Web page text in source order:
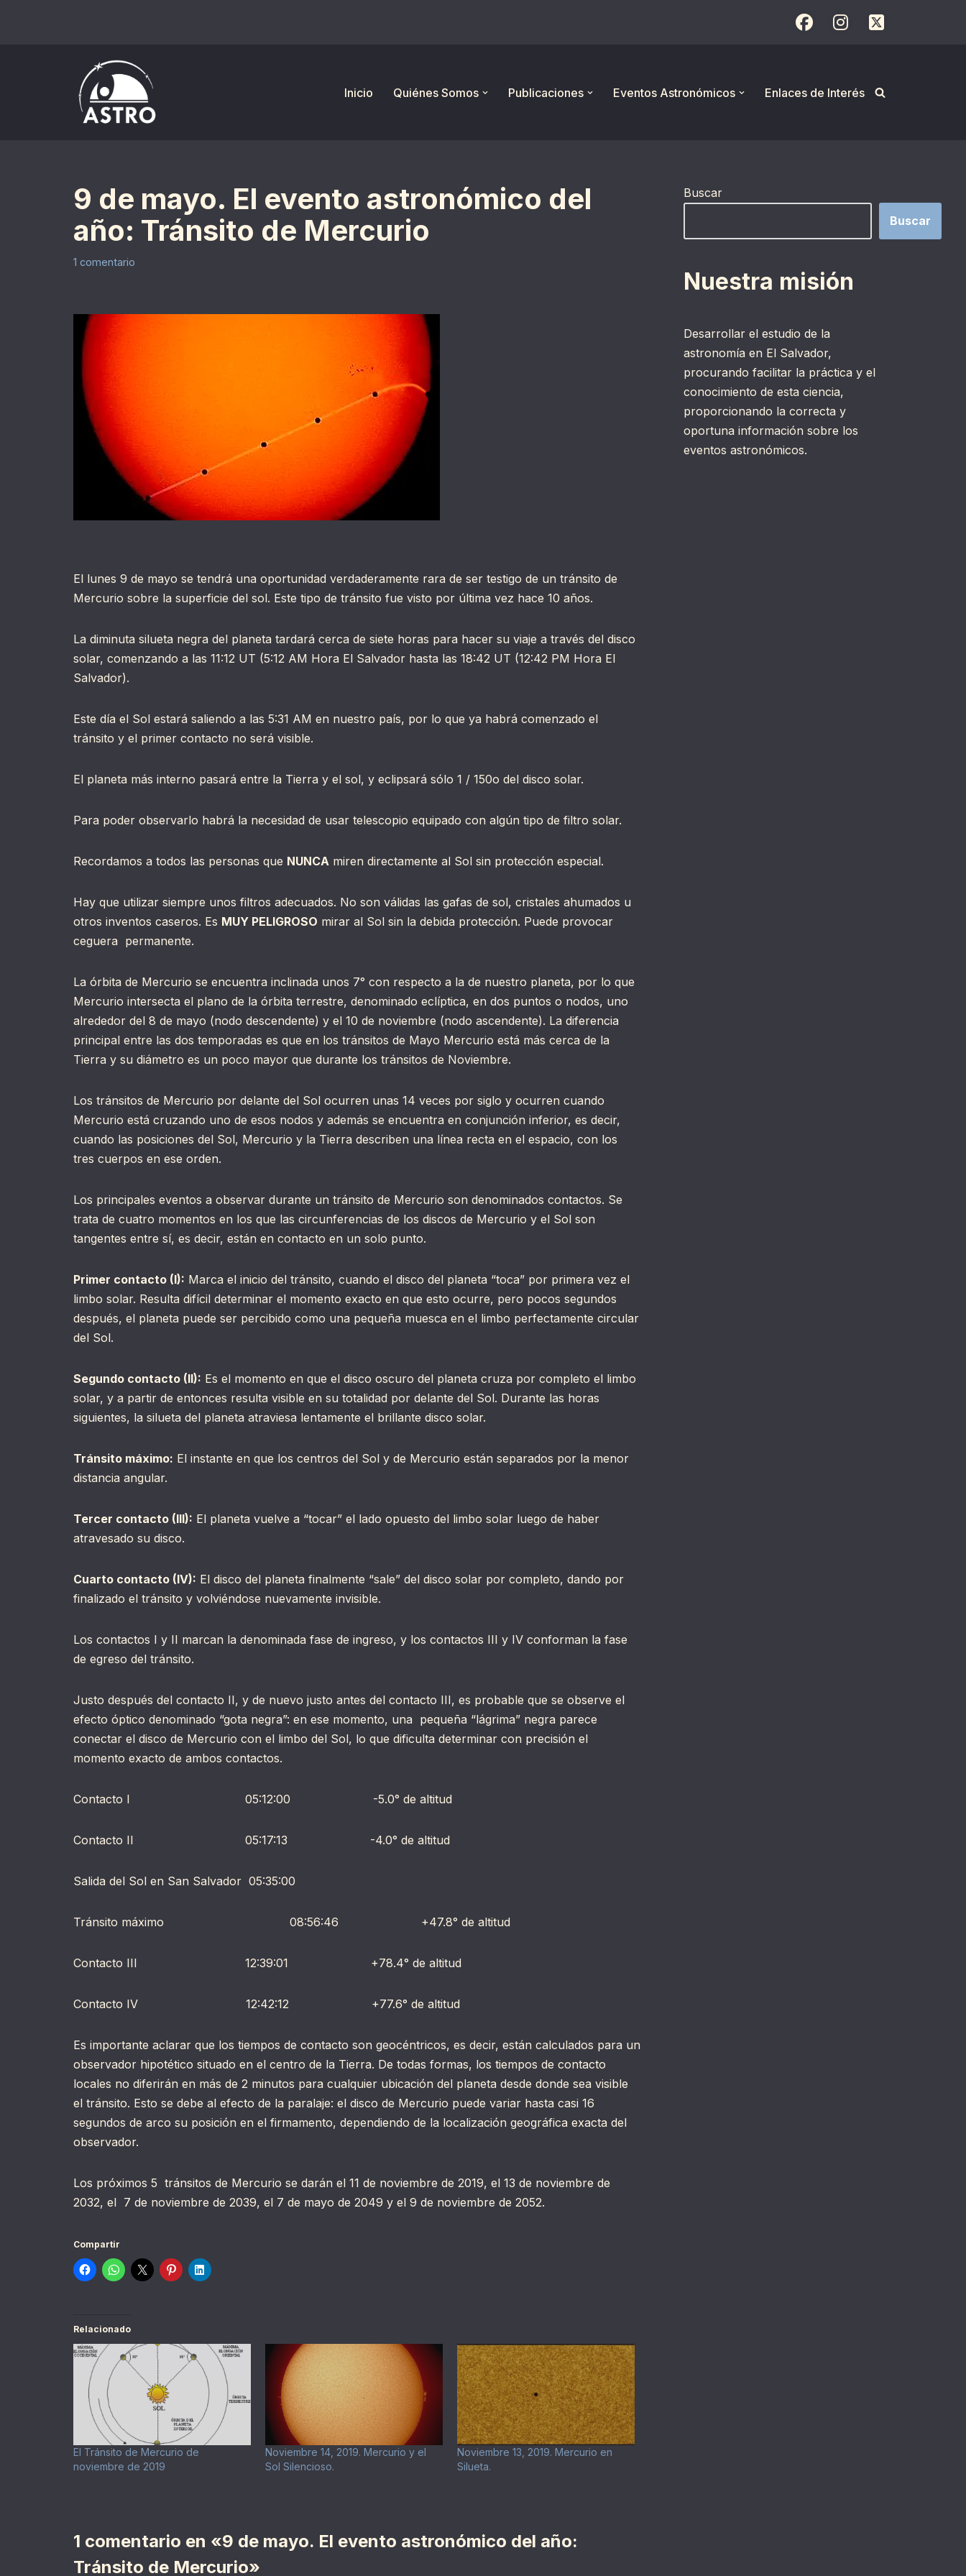
Inicio
Quiénes Somos Publicaciones Eventos Astronómicos Enlaces de Interés
9 de mayo. El evento astronómico del
año: Tránsito de Mercurio
1 comentario
El lunes 9 de mayo se tendrá una oportunidad verdaderamente rara de ser testigo de un tránsito de
Mercurio sobre la superficie del sol. Este tipo de tránsito fue visto por última vez hace 10 años.
La diminuta silueta negra del planeta tardará cerca de siete horas para hacer su viaje a través del disco
solar, comenzando a las 11:12 UT (5:12 AM Hora El Salvador hasta las 18:42 UT (12:42 PM Hora El
Salvador).
Este día el Sol estará saliendo a las 5:31 AM en nuestro país, por lo que ya habrá comenzado el
tránsito y el primer contacto no será visible.
El planeta más interno pasará entre la Tierra y el sol, y eclipsará sólo 1 / 150o del disco solar.
Para poder observarlo habrá la necesidad de usar telescopio equipado con algún tipo de filtro solar.
Recordamos a todos las personas que NUNCA miren directamente al Sol sin protección especial.
Hay que utilizar siempre unos filtros adecuados. No son válidas las gafas de sol, cristales ahumados u
otros inventos caseros. Es MUY PELIGROSO mirar al Sol sin la debida protección. Puede provocar
ceguera permanente.
La órbita de Mercurio se encuentra inclinada unos 7° con respecto a la de nuestro planeta, por lo que
Mercurio intersecta el plano de la órbita terrestre, denominado eclíptica, en dos puntos o nodos, uno
alrededor del 8 de mayo (nodo descendente) y el 10 de noviembre (nodo ascendente). La diferencia
principal entre las dos temporadas es que en los tránsitos de Mayo Mercurio está más cerca de la
Tierra y su diámetro es un poco mayor que durante los tránsitos de Noviembre.
Los tránsitos de Mercurio por delante del Sol ocurren unas 14 veces por siglo y ocurren cuando
Mercurio está cruzando uno de esos nodos y además se encuentra en conjunción inferior, es decir,
cuando las posiciones del Sol, Mercurio y la Tierra describen una línea recta en el espacio, con los
tres cuerpos en ese orden.
Los principales eventos a observar durante un tránsito de Mercurio son denominados contactos. Se
trata de cuatro momentos en los que las circunferencias de los discos de Mercurio y el Sol son
tangentes entre sí, es decir, están en contacto en un solo punto.
Primer contacto (I): Marca el inicio del tránsito, cuando el disco del planeta “toca” por primera vez el
limbo solar. Resulta difícil determinar el momento exacto en que esto ocurre, pero pocos segundos
después, el planeta puede ser percibido como una pequeña muesca en el limbo perfectamente circular
del Sol.
Segundo contacto (II): Es el momento en que el disco oscuro del planeta cruza por completo el limbo
solar, y a partir de entonces resulta visible en su totalidad por delante del Sol. Durante las horas
siguientes, la silueta del planeta atraviesa lentamente el brillante disco solar.
Tránsito máximo: El instante en que los centros del Sol y de Mercurio están separados por la menor
distancia angular.
Tercer contacto (III): El planeta vuelve a “tocar” el lado opuesto del limbo solar luego de haber
atravesado su disco.
Cuarto contacto (IV): El disco del planeta finalmente “sale” del disco solar por completo, dando por
finalizado el tránsito y volviéndose nuevamente invisible.
Los contactos I y II marcan la denominada fase de ingreso, y los contactos III y IV conforman la fase
de egreso del tránsito.
Justo después del contacto II, y de nuevo justo antes del contacto III, es probable que se observe el
efecto óptico denominado “gota negra”: en ese momento, una pequeña “lágrima” negra parece
conectar el disco de Mercurio con el limbo del Sol, lo que dificulta determinar con precisión el
momento exacto de ambos contactos.
Contacto I 05:12:00 -5.0° de altitud
Contacto II 05:17:13 -4.0° de altitud
Salida del Sol en San Salvador 05:35:00
Tránsito máximo 08:56:46 +47.8° de altitud
Contacto III 12:39:01 +78.4° de altitud
Contacto IV 12:42:12 +77.6° de altitud
Es importante aclarar que los tiempos de contacto son geocéntricos, es decir, están calculados para un
observador hipotético situado en el centro de la Tierra. De todas formas, los tiempos de contacto
locales no diferirán en más de 2 minutos para cualquier ubicación del planeta desde donde sea visible
el tránsito. Esto se debe al efecto de la paralaje: el disco de Mercurio puede variar hasta casi 16
segundos de arco su posición en el firmamento, dependiendo de la localización geográfica exacta del
observador.
Los próximos 5 tránsitos de Mercurio se darán el 11 de noviembre de 2019, el 13 de noviembre de
2032, el 7 de noviembre de 2039, el 7 de mayo de 2049 y el 9 de noviembre de 2052.
Compartir
Relacionado
El Tránsito de Mercurio de
noviembre de 2019
Noviembre 14, 2019. Mercurio y el
Sol Silencioso.
Noviembre 13, 2019. Mercurio en
Silueta.
1 comentario en «9 de mayo. El evento astronómico del año:
Tránsito de Mercurio»
Buscar
Buscar
Nuestra misión
Desarrollar el estudio de la
astronomía en El Salvador,
procurando facilitar la práctica y el
conocimiento de esta ciencia,
proporcionando la correcta y
oportuna información sobre los
eventos astronómicos.